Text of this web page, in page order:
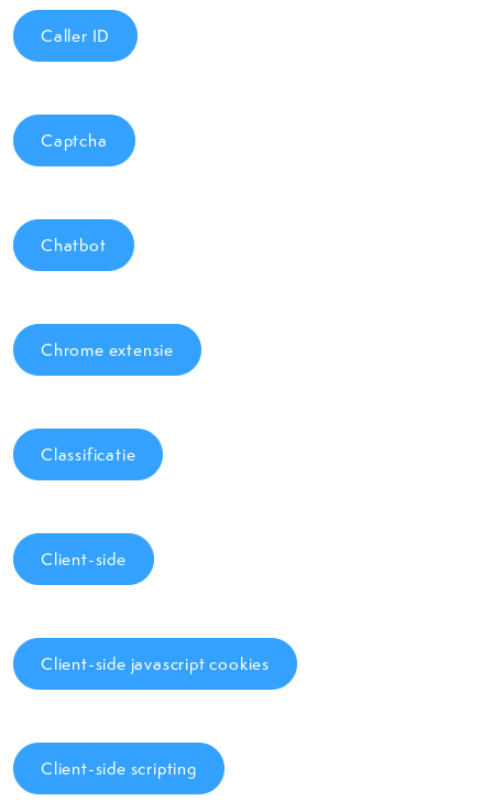
Caller ID
Captcha
Chatbot
Chrome extensie
Classificatie
Client-side
Client-side javascript cookies
Client-side scripting